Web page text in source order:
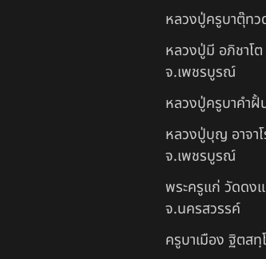
หลวงปู่ครูบาตุ๊ท
หลวงปู่มี อภิชาโ
จ.เพชรบูรณ์
หลวงปู่ครูบาคำ
หลวงปู่บุญ อาจา
จ.เพชรบูรณ์
พระครูแก่ วัดดง
จ.นครสวรรค์
ครูบาเมือง ฐิตสทฺ